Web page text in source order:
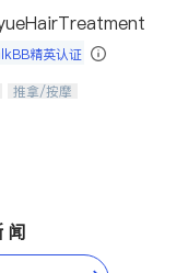
精英认证
弛，从艺美开始。
推拿/按摩